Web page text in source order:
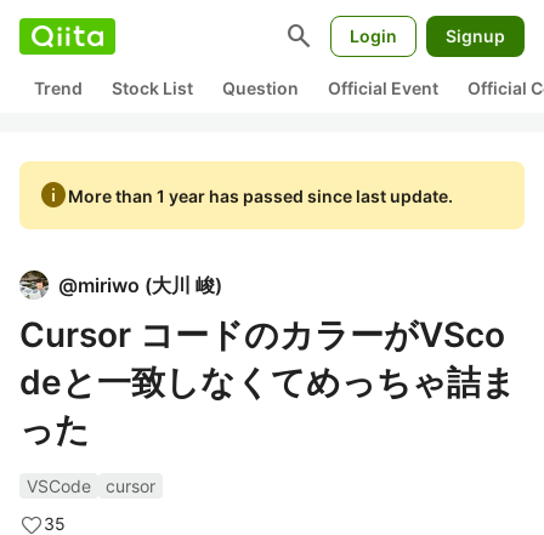
search Login Signup
Trend Stock List Question Official Event Official
infoMore than 1 year has passed since last update.
@miriwo (大川 峻)
Cursor コードのカラーがVSco
deと一致しなくてめっちゃ詰ま
った
VSCode
cursor
35